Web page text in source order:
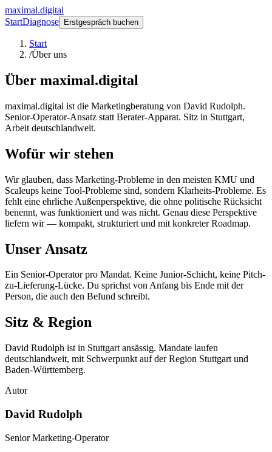
maximal.digital
StartDiagnose Erstgespräch buchen
Start
/Über uns
Über maximal.digital
maximal.digital ist die Marketingberatung von David Rudolph.
Senior-Operator-Ansatz statt Berater-Apparat. Sitz in Stuttgart,
Arbeit deutschlandweit.
Wofür wir stehen
Wir glauben, dass Marketing-Probleme in den meisten KMU und
Scaleups keine Tool-Probleme sind, sondern Klarheits-Probleme. Es
fehlt eine ehrliche Außenperspektive, die ohne politische Rücksicht
benennt, was funktioniert und was nicht. Genau diese Perspektive
liefern wir — kompakt, strukturiert und mit konkreter Roadmap.
Unser Ansatz
Ein Senior-Operator pro Mandat. Keine Junior-Schicht, keine Pitch-
zu-Lieferung-Lücke. Du sprichst von Anfang bis Ende mit der
Person, die auch den Befund schreibt.
Sitz & Region
David Rudolph ist in Stuttgart ansässig. Mandate laufen
deutschlandweit, mit Schwerpunkt auf der Region Stuttgart und
Baden-Württemberg.
Autor
David Rudolph
Senior Marketing-Operator